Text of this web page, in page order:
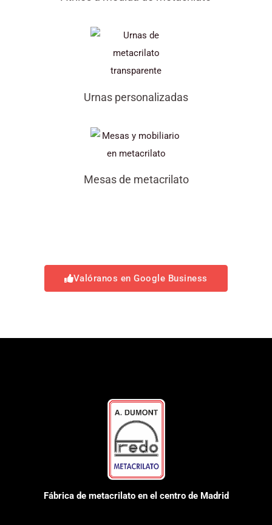
Urnas personalizadas
Mesas de metacrilato
Valóranos en Google Business
Fábrica de metacrilato en el centro de Madrid